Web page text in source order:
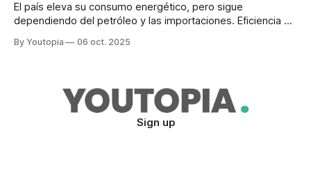
El país eleva su consumo energético, pero sigue
dependiendo del petróleo y las importaciones. Eficiencia y
By Youtopia 06 oct. 2025
Sign up